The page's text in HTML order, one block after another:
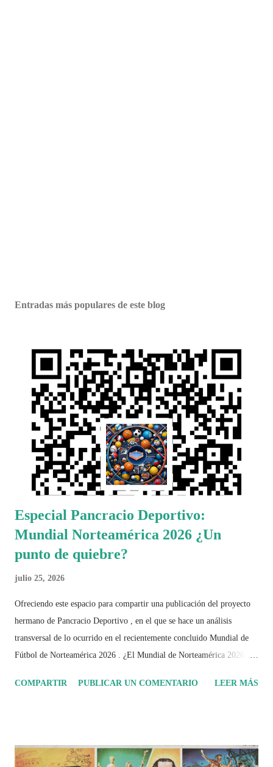
Entradas más populares de este blog
Especial Pancracio Deportivo:
Mundial Norteamérica 2026 ¿Un
punto de quiebre?
julio 25, 2026
Ofreciendo este espacio para compartir una publicación del proyecto
hermano de Pancracio Deportivo , en el que se hace un análisis
transversal de lo ocurrido en el recientemente concluido Mundial de
Fútbol de Norteamérica 2026 . ¿El Mundial de Norteamérica 2026 ha
el recorrido de cada selección con infografías inspiradas en la
2026 ¿Un punto de quiebre?" Este especial de Pancracio Deportivo no
COMPARTIR PUBLICAR UN COMENTARIO LEER MÁS